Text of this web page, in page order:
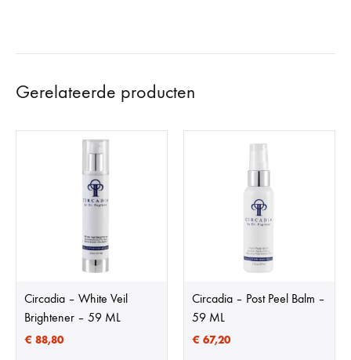
Gerelateerde producten
Circadia – White Veil
Brightener – 59 ML
€ 88,80
Circadia – Post Peel Balm –
59 ML
€ 67,20